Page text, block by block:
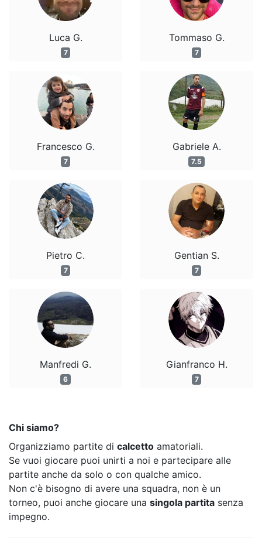
Luca G.
7
Francesco G.
7
Pietro C.
7
Manfredi G.
6
Tommaso G.
7
Gabriele A.
7.5
Gentian S.
7
Gianfranco H.
7
Chi siamo?
Organizziamo partite di calcetto amatoriali.
Se vuoi giocare puoi unirti a noi e partecipare alle
partite anche da solo o con qualche amico.
Non c'è bisogno di avere una squadra, non è un
torneo, puoi anche giocare una singola partita senza
impegno.